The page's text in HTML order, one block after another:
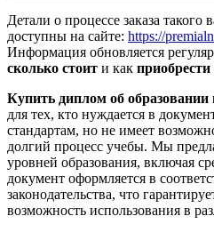
Детали о процессе заказа такого
доступны на сайте: https://
Информация обновляется
сколько стоит и как приобрести
Купить диплом об
для тех, кто нуждается в
стандартам, но не имеет
долгий процесс учебы. Мы
уровней образования, включая
документ оформляется в
законодательства, что
возможность использования в